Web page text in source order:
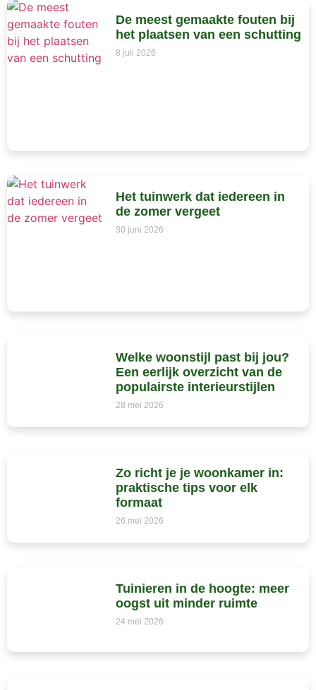
De meest gemaakte fouten bij
het plaatsen van een schutting
8 juli 2026
Het tuinwerk dat iedereen in
de zomer vergeet
30 juni 2026
Welke woonstijl past bij jou?
Een eerlijk overzicht van de
populairste interieurstijlen
28 mei 2026
Zo richt je je woonkamer in:
praktische tips voor elk
formaat
26 mei 2026
Tuinieren in de hoogte: meer
oogst uit minder ruimte
24 mei 2026